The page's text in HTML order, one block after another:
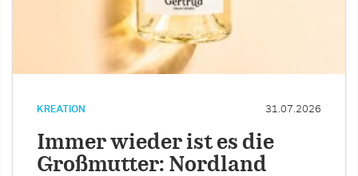
KREATION 31.07.2026
Immer wieder ist es die
Großmutter: Nordland